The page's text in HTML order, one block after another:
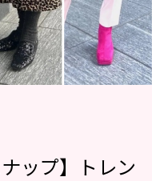
ップ】トレン